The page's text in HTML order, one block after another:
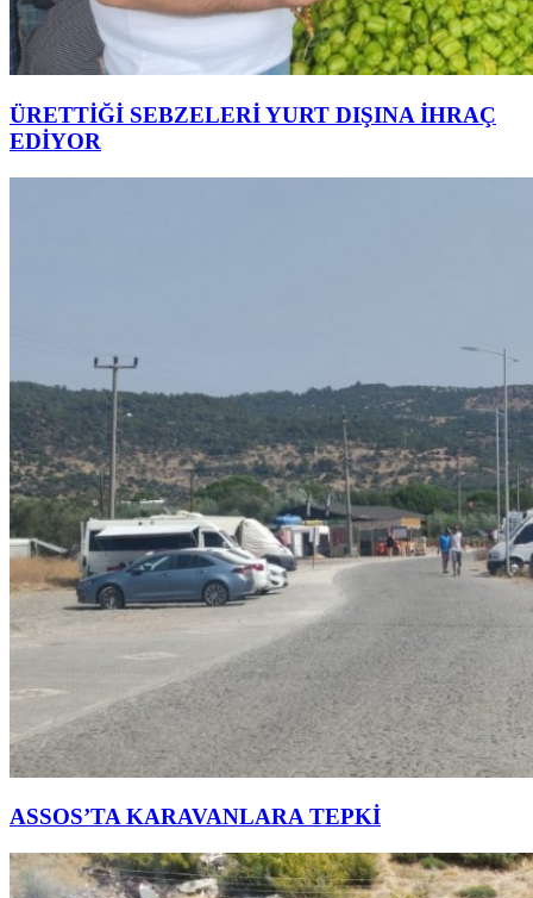
ÜRETTİĞİ SEBZELERİ YURT DIŞINA İHRAÇ
EDİYOR
ASSOS’TA KARAVANLARA TEPKİ